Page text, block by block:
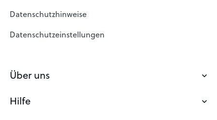
Domain reservieren
Freie Domains
Webhosting Österreich
Datenschutzhinweise
Datenschutzeinstellungen
Über uns
Über easyname
Hilfe